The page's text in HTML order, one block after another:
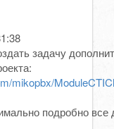
задачу
mikopbx/
подробно все